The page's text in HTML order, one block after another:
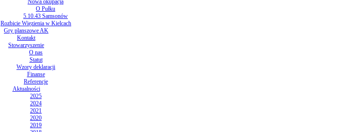
Nowa okupacja
O Pułku
5.10.43 Samsonów
Rozbicie Więzienia w Kielcach
Gry planszowe AK
Kontakt
Stowarzyszenie
O nas
Statut
Wzory deklaracji
Finanse
Referencje
Aktualności
2025
2024
2021
2020
2019